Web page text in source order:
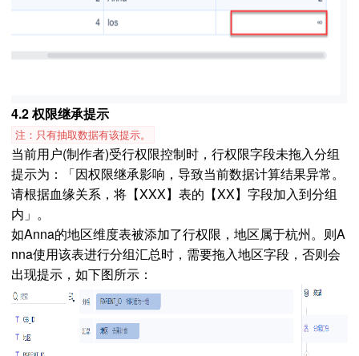
4.2 权限继承提示
注：只有抽取数据有该提示。
当前用户(制作者)受行权限控制时，行权限字段未拖入分组
提示为：「因权限继承影响，导致当前数据计算结果异常。
请根据血缘关系，将【XXX】表的【XX】字段加入到分组
内」。
如Anna的地区维度表被添加了行权限，地区属于杭州。则A
nna使用该表进行分组汇总时，需要拖入地区字段，否则会
出现提示，如下图所示：